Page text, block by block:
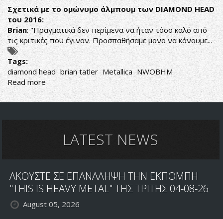
Σχετικά με το ομώνυμο άλμπουμ των DIAMOND HEAD
του 2016:
Brian: "Πραγματικά δεν περίμενα να ήταν τόσο καλό από
τις κριτικές που έγιναν. Προσπαθήσαμε μονο να κάνουμε...
Tags:
diamond head brian tatler Metallica NWOBHM
Read more about
BRIAN
TATLER:
ULRICH
ΠΑΝΤΑ
ΓΙΑ
NWOBHM
LATEST NEWS
ΑΚΟΥΣΤΕ ΣΕ ΕΠΑΝΑΛΗΨΗ ΤΗΝ ΕΚΠΟΜΠΗ
"THIS IS HEAVY METAL" ΤΗΣ ΤΡΙΤΗΣ 04-08-26
August 05, 2026